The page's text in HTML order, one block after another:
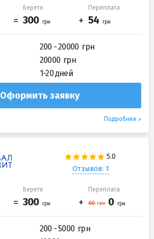
Берете Переплата
200 - 20000
20000
1-20 дней
Оформить заявку
Подробнее
Отзывов: 1
Берете Переплата
200 - 5000